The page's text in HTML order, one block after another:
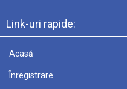
Link-uri rapide:
Acasă
Înregistrare